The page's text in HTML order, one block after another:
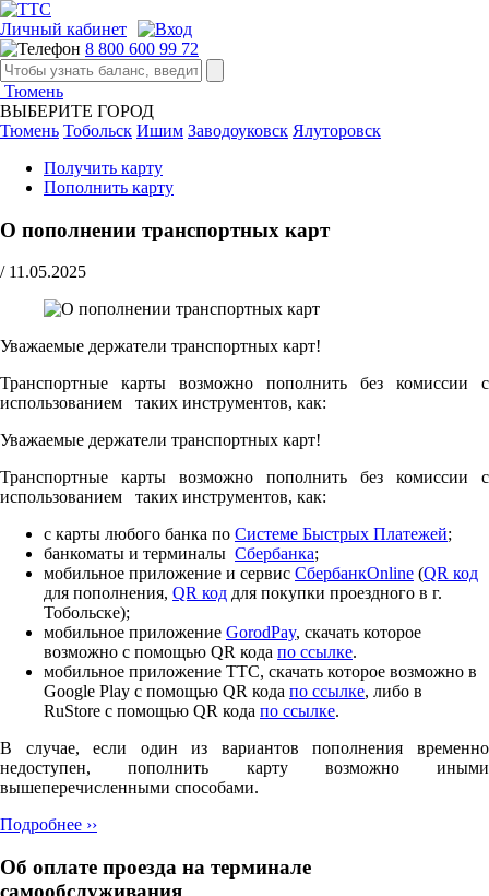
Личный кабинет
8 800 600 99 72
Тюмень
ВЫБЕРИТЕ ГОРОД
Тюмень Тобольск Ишим Заводоуковск Ялуторовск
Получить карту
Пополнить карту
О пополнении транспортных карт
/ 11.05.2025
Уважаемые держатели транспортных карт!
Транспортные карты возможно пополнить без комиссии с
использованием таких инструментов, как:
Уважаемые держатели транспортных карт!
Транспортные карты возможно пополнить без комиссии с
использованием таких инструментов, как:
с карты любого банка по Cистеме Быстрых Платежей;
банкоматы и терминалы Сбербанка;
мобильное приложение и сервис СбербанкOnline (QR код
для пополнения, QR код для покупки проездного в г.
Тобольске);
мобильное приложение GorodPay, скачать которое
возможно с помощью QR кода по ссылке.
мобильное приложение ТТС, скачать которое возможно в
Google Play с помощью QR кода по ссылке, либо в
RuStore с помощью QR кода по ссылке.
В случае, если один из вариантов пополнения временно
недоступен, пополнить карту возможно иными
вышеперечисленными способами.
Подробнее ››
Об оплате проезда на терминале
самообслуживания